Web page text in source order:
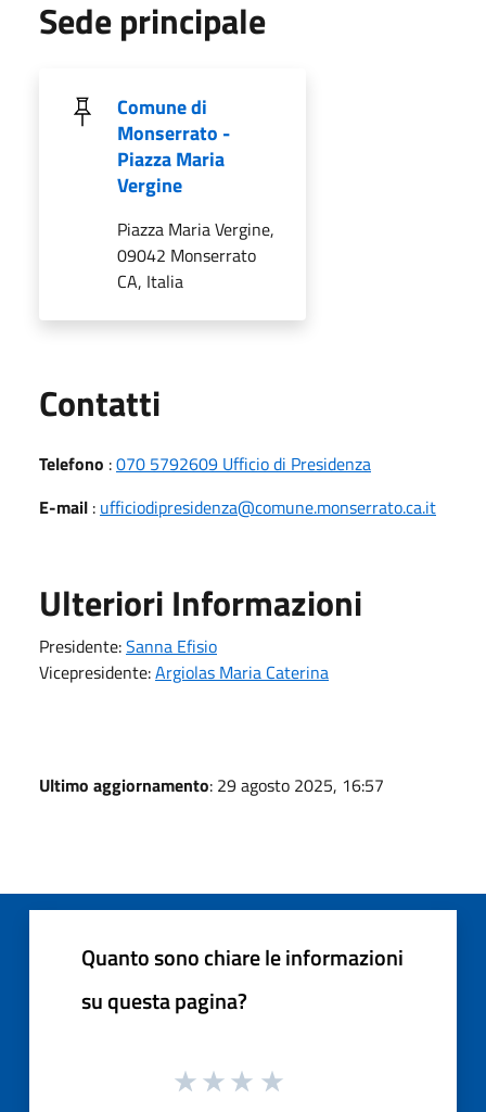
Sede principale
Comune di
Monserrato -
Piazza Maria
Vergine
Piazza Maria Vergine,
09042 Monserrato
CA, Italia
Contatti
Telefono :070 5792609 Ufficio di Presidenza
E-mail : ufficiodipresidenza@comune.monserrato.ca.it
Ulteriori Informazioni
Presidente:Sanna Efisio
Vicepresidente:Argiolas Maria Caterina
Ultimo aggiornamento: 29 agosto 2025, 16:57
Quanto sono chiare le informazioni
su questa pagina?